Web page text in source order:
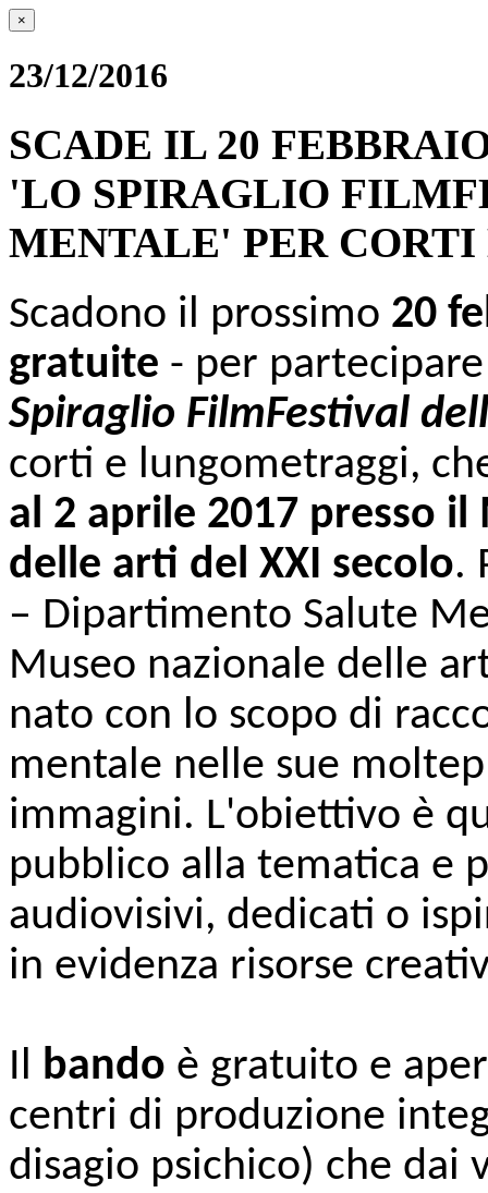
×
23/12/2016
SCADE IL 20
'LO SPIRAGLIO
MENTALE' PER
Scadono il prossimo 20
gratuite - per
Spiraglio FilmFestival
corti e lungometraggi,
al 2 aprile 2017 presso
delle arti del XXI secolo.
– Dipartimento Salute
Museo nazionale delle
nato con lo scopo di
mentale nelle sue
immagini. L'obiettivo è
pubblico alla tematica e
audiovisivi, dedicati o
in evidenza risorse
Il bando è gratuito e
centri di produzione
disagio psichico) che dai